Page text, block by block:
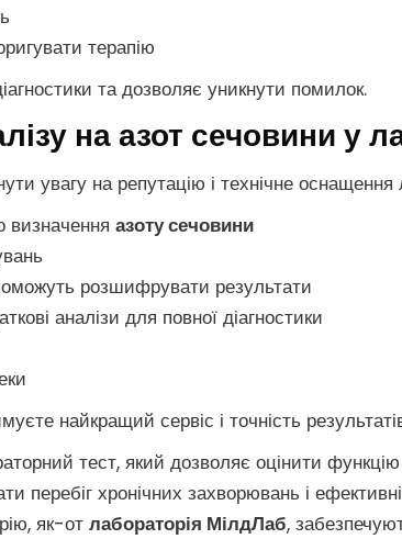
терапію
та дозволяє уникнути помилок.
на азот сечовини у
увагу на репутацію і технічне оснащення
визначення азоту сечовини
розшифрувати результати
аналізи для повної діагностики
найкращий сервіс і точність
тест, який дозволяє оцінити функцію
перебіг хронічних захворювань і
як-от лабораторія МілдЛаб,